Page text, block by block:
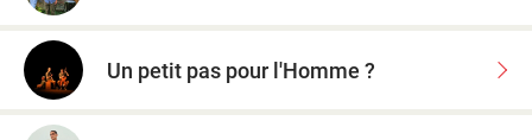
Un petit pas pour l'Homme ?